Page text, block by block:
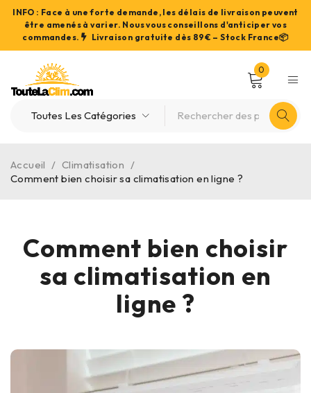
INFO : Face à une forte demande, les délais de livraison peuvent
être amenés à varier. Nous vous conseillons d'anticiper vos
commandes.
Livraison gratuite dès 89€ – Stock France📦
0
Accueil / Climatisation /
Comment bien choisir sa climatisation en ligne ?
Comment bien choisir
sa climatisation en
ligne ?